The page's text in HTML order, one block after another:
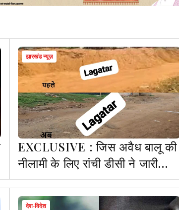
झारखंड न्यूज़
EXCLUSIVE : जिस अवैध बालू की
नीलामी के लिए रांची डीसी ने जारी
किया आदेश, उससे पहले ही DMO ने
किया गायब
देश-विदेश